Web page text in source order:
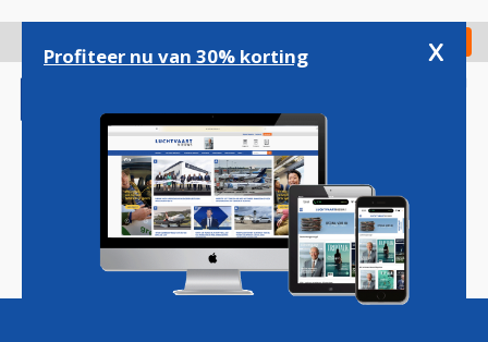
gaan
Check in
Magazine Podcasts Vacatures
Profiteer nu van 30% korting x